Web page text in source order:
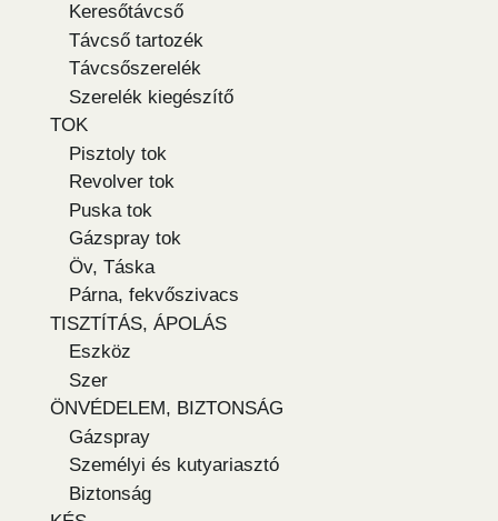
Keresőtávcső
Távcső tartozék
Távcsőszerelék
Szerelék kiegészítő
TOK
Pisztoly tok
Revolver tok
Puska tok
Gázspray tok
Öv, Táska
Párna, fekvőszivacs
TISZTÍTÁS, ÁPOLÁS
Eszköz
Szer
ÖNVÉDELEM, BIZTONSÁG
Gázspray
Személyi és kutyariasztó
Biztonság